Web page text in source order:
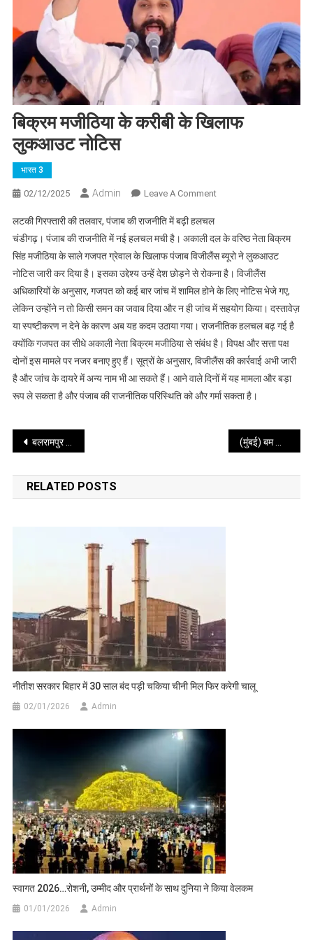
बिक्रम मजीठिया के करीबी के खिलाफ
लुकआउट नोटिस
भारत 3
02/12/2025 Admin Leave A CommentOn
के
करीबी
के
खिलाफ
लुकआउट
नोटिस
लटकी गिरफ्तारी की तलवार, पंजाब की राजनीति में बढ़ी हलचल
चंडीगढ़। पंजाब की राजनीति में नई हलचल मची है। अकाली दल के वरिष्ठ नेता बिक्रम
सिंह मजीठिया के साले गजपत ग्रेवाल के खिलाफ पंजाब विजीलैंस ब्यूरो ने लुकआउट
नोटिस जारी कर दिया है। इसका उद्देश्य उन्हें देश छोड़ने से रोकना है। विजीलैंस
अधिकारियों के अनुसार, गजपत को कई बार जांच में शामिल होने के लिए नोटिस भेजे गए,
लेकिन उन्होंने न तो किसी समन का जवाब दिया और न ही जांच में सहयोग किया। दस्तावेज़
या स्पष्टीकरण न देने के कारण अब यह कदम उठाया गया। राजनीतिक हलचल बढ़ गई है
क्योंकि गजपत का सीधे अकाली नेता बिक्रम मजीठिया से संबंध है। विपक्ष और सत्ता पक्ष
दोनों इस मामले पर नजर बनाए हुए हैं। सूत्रों के अनुसार, विजीलैंस की कार्रवाई अभी जारी
है और जांच के दायरे में अन्य नाम भी आ सकते हैं। आने वाले दिनों में यह मामला और बड़ा
रूप ले सकता है और पंजाब की राजनीतिक परिस्थिति को और गर्मा सकता है।
Post
navigation
बलरामपुर में बस-ट्रक की टक्कर, आग लगने से तीन नेपाली यात्रियों की मौत, 24 झुलसे
RELATED POSTS
नीतीश सरकार बिहार में 30 साल बंद पड़ी चकिया चीनी मिल फिर करेगी चालू
02/01/2026 Admin
स्वागत 2026…रोशनी, उम्मीद और प्रार्थनों के साथ दुनिया ने किया वेलकम
01/01/2026 Admin